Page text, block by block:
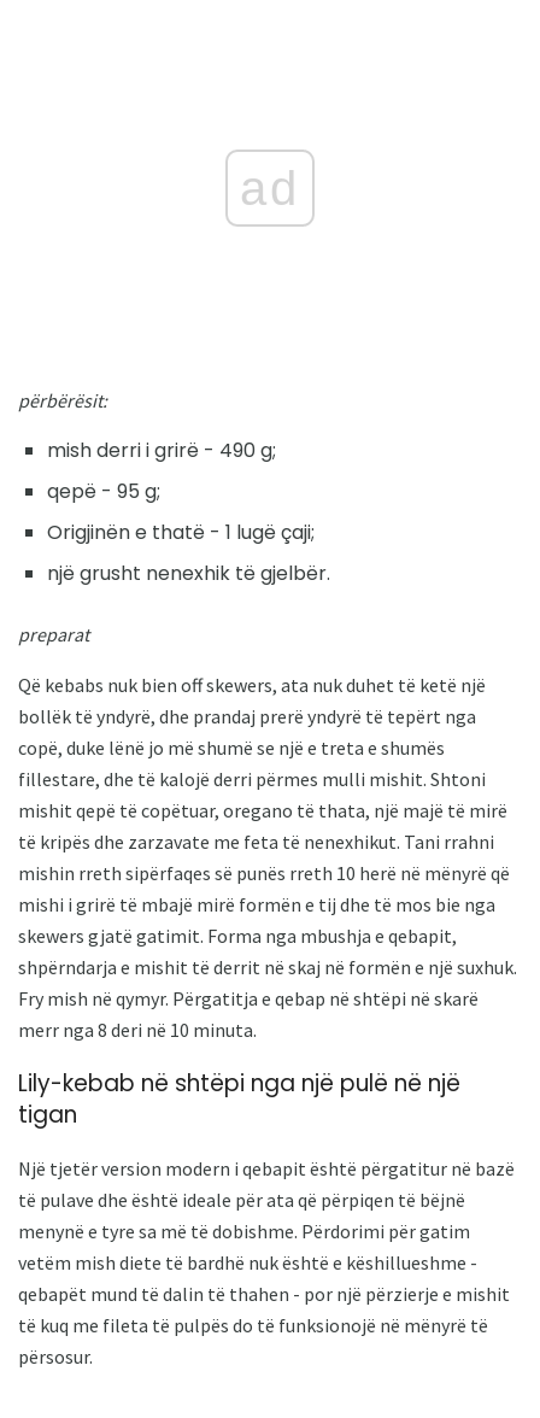
ad
përbërësit:
mish derri i grirë - 490 g;
qepë - 95 g;
Origjinën e thatë - 1 lugë çaji;
një grusht nenexhik të gjelbër.
preparat
Që kebabs nuk bien off skewers, ata nuk duhet të ketë një
bollëk të yndyrë, dhe prandaj prerë yndyrë të tepërt nga
copë, duke lënë jo më shumë se një e treta e shumës
fillestare, dhe të kalojë derri përmes mulli mishit. Shtoni
mishit qepë të copëtuar, oregano të thata, një majë të mirë
të kripës dhe zarzavate me feta të nenexhikut. Tani rrahni
mishin rreth sipërfaqes së punës rreth 10 herë në mënyrë që
mishi i grirë të mbajë mirë formën e tij dhe të mos bie nga
skewers gjatë gatimit. Forma nga mbushja e qebapit,
shpërndarja e mishit të derrit në skaj në formën e një suxhuk.
Fry mish në qymyr. Përgatitja e qebap në shtëpi në skarë
merr nga 8 deri në 10 minuta.
Lily-kebab në shtëpi nga një pulë në një
tigan
Një tjetër version modern i qebapit është përgatitur në bazë
të pulave dhe është ideale për ata që përpiqen të bëjnë
menynë e tyre sa më të dobishme. Përdorimi për gatim
vetëm mish diete të bardhë nuk është e këshillueshme -
qebapët mund të dalin të thahen - por një përzierje e mishit
të kuq me fileta të pulpës do të funksionojë në mënyrë të
përsosur.